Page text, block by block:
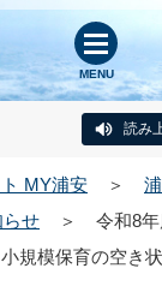
MENU
読み
MY浦安 ＞
らせ ＞
令和8
規模保育の空き